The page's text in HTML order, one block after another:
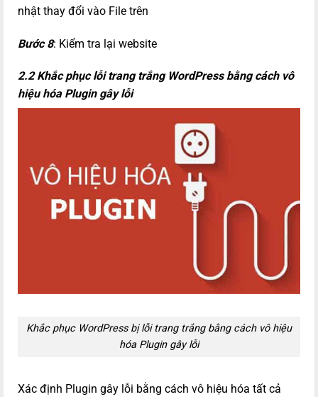
nhật thay đổi vào File trên
Bước 8: Kiểm tra lại website
2.2 Khắc phục lỗi trang trắng WordPress bằng cách vô
hiệu hóa Plugin gây lỗi
Khắc phục WordPress bị lỗi trang trắng bằng cách vô hiệu
hóa Plugin gây lỗi
Xác định Plugin gây lỗi bằng cách vô hiệu hóa tất cả